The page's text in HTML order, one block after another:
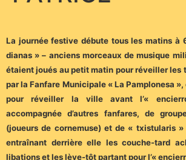
La journée festive débute tous les matins à
dianas » – anciens morceaux de musique
étaient joués au petit matin pour réveiller les
par la Fanfare Municipale « La Pamplonesa
pour réveiller la ville avant l’«
accompagnée d’autres fanfares, de
(joueurs de cornemuse) et de « txistularis
entraînant derrière elle les couche-tard
libations et les lève-tôt partant pour l’«